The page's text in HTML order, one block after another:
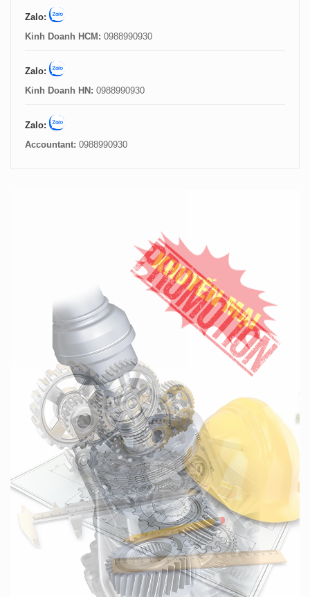
Zalo:
Kinh Doanh HCM: 0988990930
Zalo:
Kinh Doanh HN: 0988990930
Zalo:
Accountant: 0988990930